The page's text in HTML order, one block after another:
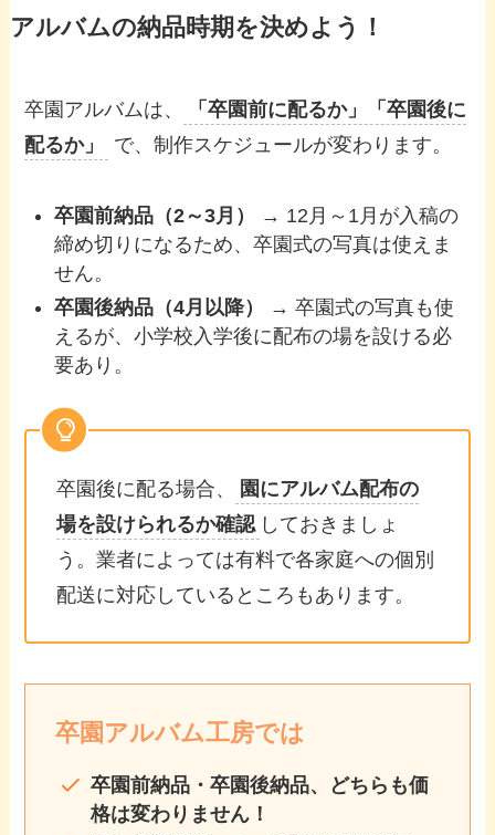
アルバムの納品時期を決めよう！
卒園アルバムは、
「卒園前に配るか」「卒園後に
配るか」
で、制作スケジュールが変わります。
卒園前納品（2～3月）
→ 12月～1月が入稿の
締め切りになるため、卒園式の写真は使えま
せん。
卒園後納品（4月以降）
→ 卒園式の写真も使
えるが、小学校入学後に配布の場を設ける必
要あり。
卒園後に配る場合、
園にアルバム配布の
場を設けられるか確認 しておきましょ
う。業者によっては有料で各家庭への個別
配送に対応しているところもあります。
卒園アルバム工房では
卒園前納品・卒園後納品、どちらも価
格は変わりません！